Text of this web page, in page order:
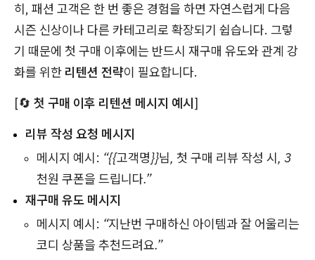
히, 패션 고객은 한 번 좋은 경험을 하면 자연스럽게 다음
시즌 신상이나 다른 카테고리로 확장되기 쉽습니다. 그렇
기 때문에 첫 구매 이후에는 반드시 재구매 유도와 관계 강
화를 위한 리텐션 전략이 필요합니다.
[🔄 첫 구매 이후 리텐션 메시지 예시]
리뷰 작성 요청 메시지
메시지 예시: “{{고객명}}님, 첫 구매 리뷰 작성 시, 3
천원 쿠폰을 드립니다.”
재구매 유도 메시지
메시지 예시: “지난번 구매하신 아이템과 잘 어울리는
코디 상품을 추천드려요.”